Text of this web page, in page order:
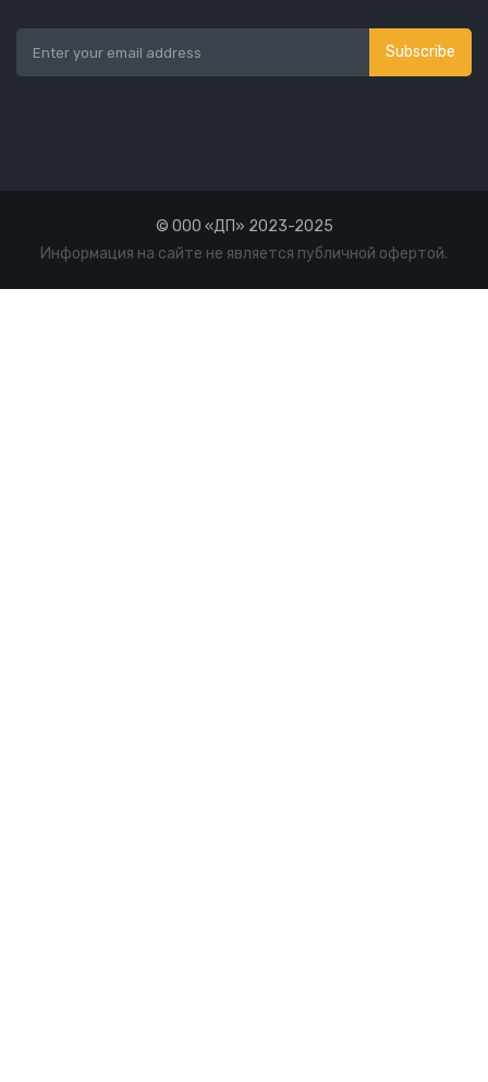
Subscribe
© ООО «ДП» 2023-2025
Информация на сайте не является публичной офертой.